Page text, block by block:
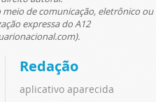
de comunicação, eletrônico ou
expressa do A12
Redação
aplicativo aparecida